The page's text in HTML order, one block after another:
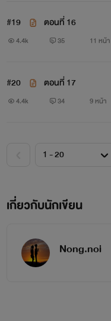
แปลกๆ บดินทร์จึงจัดก
“อื้อ...ปล่อยพลอยนะคุ
หาได้มีสตินึกรู้ไม่ว่านั้นไม่
ถูกรุกเร้าทาบทับด้วยแร
เมียนอก หัวใจ
#19 ตอนที่ 16
4.4k 35 11 หน้า
#20 ตอนที่ 17
4.4k 34 9 หน้า
เกี่ยวกับนักเขียน
Nong.noi